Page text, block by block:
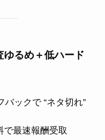
るめ＋低ハード
ックで “ネタ切れ”
で最速報酬受取